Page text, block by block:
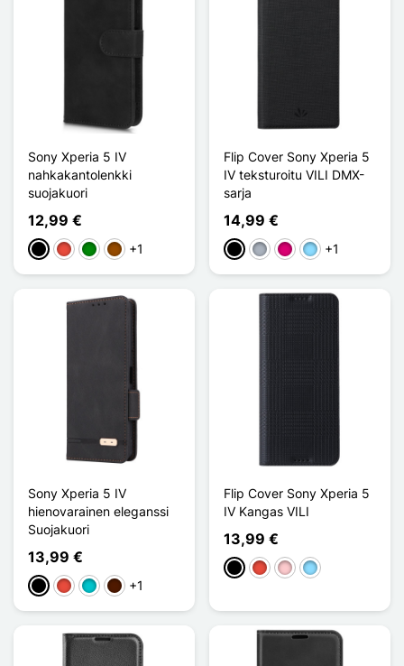
Sony Xperia 5 IV
nahkakantolenkki
suojakuori
12,99 €
MustaPunainen
VihreäRuskea
+1
Flip Cover Sony Xperia 5
IV teksturoitu VILI DMX-
sarja
14,99 €
MustaHarmaaMagenta
Bleu Clair
+1
Sony Xperia 5 IV
hienovarainen eleganssi
Suojakuori
13,99 €
MustaPunainenTurquoise
Marron Foncé
+1
Flip Cover Sony Xperia 5
IV Kangas VILI
13,99 €
MustaPunainen
PinkkiBleu Clair